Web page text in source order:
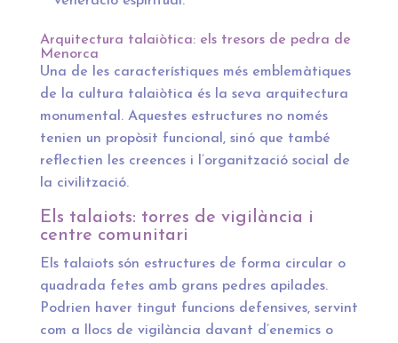
Arquitectura talaiòtica: els tresors de pedra de
Menorca
Una de les característiques més emblemàtiques
de la cultura talaiòtica és la seva arquitectura
monumental. Aquestes estructures no només
tenien un propòsit funcional, sinó que també
reflectien les creences i l’organització social de
la civilització.
Els talaiots: torres de vigilància i
centre comunitari
Els talaiots són estructures de forma circular o
quadrada fetes amb grans pedres apilades.
Podrien haver tingut funcions defensives, servint
com a llocs de vigilància davant d’enemics o